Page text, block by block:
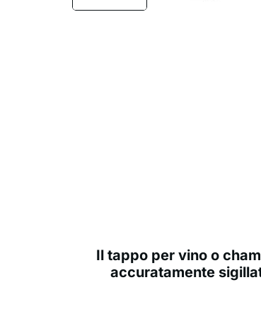
Il tappo per vino o
accuratamente